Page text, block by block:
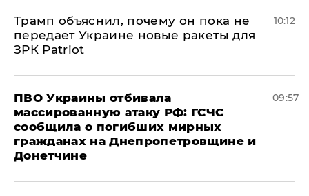
Трамп объяснил, почему он пока не
передает Украине новые ракеты для
ЗРК Patriot
10:12
ПВО Украины отбивала
массированную атаку РФ: ГСЧС
сообщила о погибших мирных
гражданах на Днепропетровщине и
Донетчине
09:57